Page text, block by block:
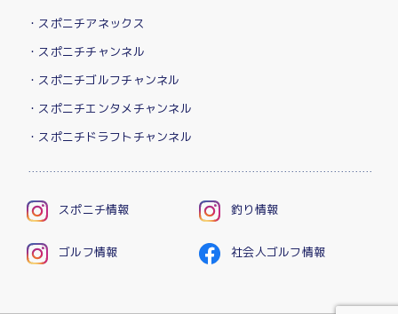
・スポニチアネックス
・スポニチチャンネル
・スポニチゴルフチャンネル
・スポニチエンタメチャンネル
・スポニチドラフトチャンネル
スポニチ情報 釣り情報
ゴルフ情報 社会人ゴルフ情報